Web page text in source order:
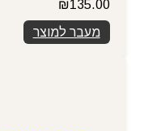
₪135.00
מעבר למוצר